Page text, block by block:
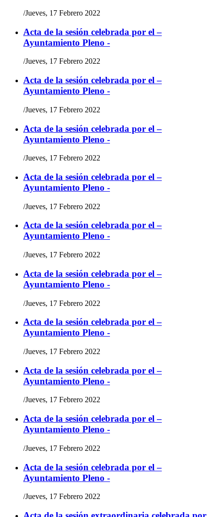
/Jueves, 17 Febrero 2022
Acta de la sesión celebrada por el –
Ayuntamiento Pleno -
/Jueves, 17 Febrero 2022
Acta de la sesión celebrada por el –
Ayuntamiento Pleno -
/Jueves, 17 Febrero 2022
Acta de la sesión celebrada por el –
Ayuntamiento Pleno -
/Jueves, 17 Febrero 2022
Acta de la sesión celebrada por el –
Ayuntamiento Pleno -
/Jueves, 17 Febrero 2022
Acta de la sesión celebrada por el –
Ayuntamiento Pleno -
/Jueves, 17 Febrero 2022
Acta de la sesión celebrada por el –
Ayuntamiento Pleno -
/Jueves, 17 Febrero 2022
Acta de la sesión celebrada por el –
Ayuntamiento Pleno -
/Jueves, 17 Febrero 2022
Acta de la sesión celebrada por el –
Ayuntamiento Pleno -
/Jueves, 17 Febrero 2022
Acta de la sesión celebrada por el –
Ayuntamiento Pleno -
/Jueves, 17 Febrero 2022
Acta de la sesión celebrada por el –
Ayuntamiento Pleno -
/Jueves, 17 Febrero 2022